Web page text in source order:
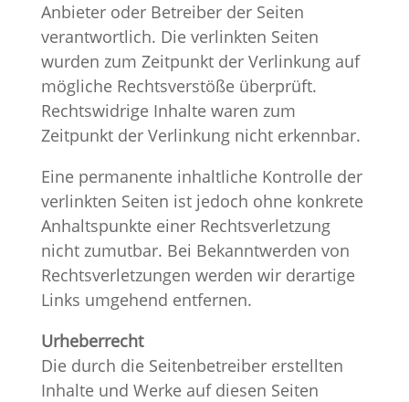
Anbieter oder Betreiber der Seiten
verantwortlich. Die verlinkten Seiten
wurden zum Zeitpunkt der Verlinkung auf
mögliche Rechtsverstöße überprüft.
Rechtswidrige Inhalte waren zum
Zeitpunkt der Verlinkung nicht erkennbar.
Eine permanente inhaltliche Kontrolle der
verlinkten Seiten ist jedoch ohne konkrete
Anhaltspunkte einer Rechtsverletzung
nicht zumutbar. Bei Bekanntwerden von
Rechtsverletzungen werden wir derartige
Links umgehend entfernen.
Urheberrecht
Die durch die Seitenbetreiber erstellten
Inhalte und Werke auf diesen Seiten